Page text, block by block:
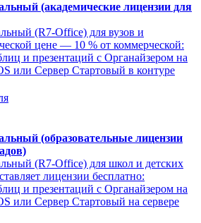
(академические лицензии для
(R7-Office) для вузов и
цене — 10 % от коммерческой:
и презентаций с Органайзером на
или Сервер Стартовый в контуре
(образовательные лицензии
(R7-Office) для школ и детских
лицензии бесплатно:
и презентаций с Органайзером на
или Сервер Стартовый на сервере